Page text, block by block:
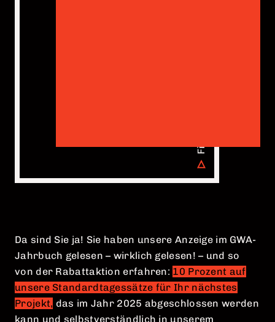
Da sind Sie ja! Sie haben unsere Anzeige im GWA-
Jahrbuch gelesen – wirklich gelesen! – und so
von der Rabattaktion erfahren: 10 Prozent auf
unsere Standardtagessätze für Ihr nächstes
Projekt, das im Jahr 2025 abgeschlossen werden
kann und selbstverständlich in unserem